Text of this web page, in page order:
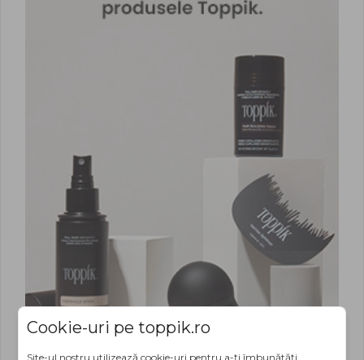
Cookie-uri pe toppik.ro
Site-ul nostru utilizează cookie-uri pentru a-ți îmbunătăți